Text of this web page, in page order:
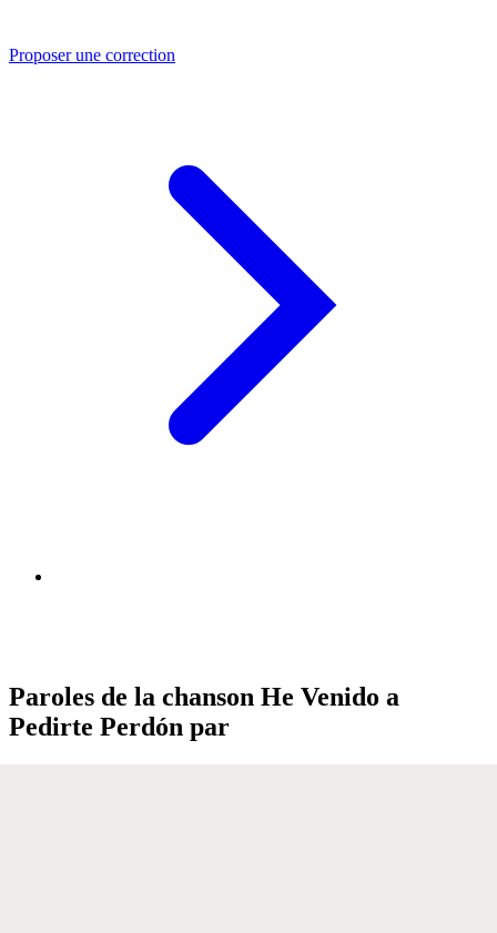
Proposer une correction
Paroles de la chanson He Venido a
Pedirte Perdón par